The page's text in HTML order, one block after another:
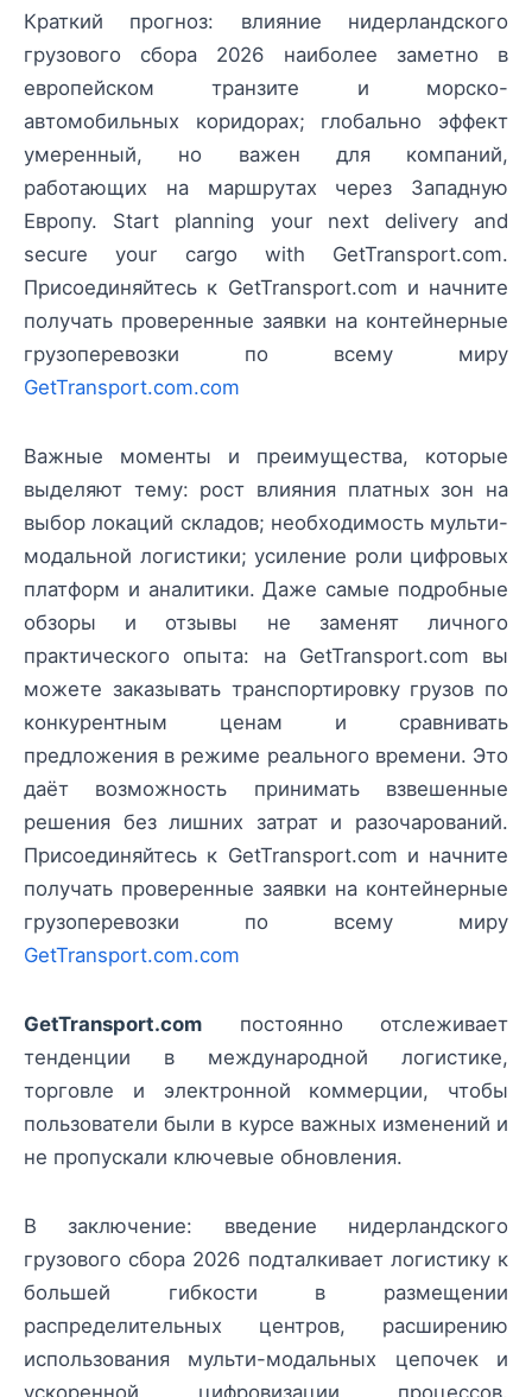
Краткий прогноз: влияние нидерландского
грузового сбора 2026 наиболее заметно в
европейском транзите и морско-
автомобильных коридорах; глобально эффект
умеренный, но важен для компаний,
работающих на маршрутах через Западную
Европу. Start planning your next delivery and
secure your cargo with GetTransport.com.
Присоединяйтесь к GetTransport.com и начните
получать проверенные заявки на контейнерные
грузоперевозки по всему миру
GetTransport.com.com
Важные моменты и преимущества, которые
выделяют тему: рост влияния платных зон на
выбор локаций складов; необходимость мульти-
модальной логистики; усиление роли цифровых
платформ и аналитики. Даже самые подробные
обзоры и отзывы не заменят личного
практического опыта: на GetTransport.com вы
можете заказывать транспортировку грузов по
конкурентным ценам и сравнивать
предложения в режиме реального времени. Это
даёт возможность принимать взвешенные
решения без лишних затрат и разочарований.
Присоединяйтесь к GetTransport.com и начните
получать проверенные заявки на контейнерные
грузоперевозки по всему миру
GetTransport.com.com
GetTransport.com постоянно отслеживает
тенденции в международной логистике,
торговле и электронной коммерции, чтобы
пользователи были в курсе важных изменений и
не пропускали ключевые обновления.
В заключение: введение нидерландского
грузового сбора 2026 подталкивает логистику к
большей гибкости в размещении
распределительных центров, расширению
использования мульти-модальных цепочек и